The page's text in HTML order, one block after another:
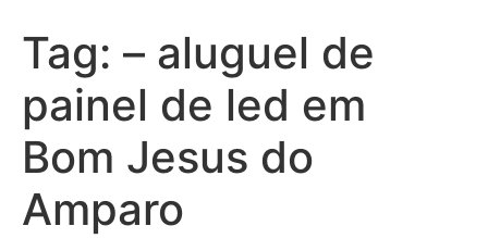
Tag: – aluguel de
painel de led em
Bom Jesus do
Amparo